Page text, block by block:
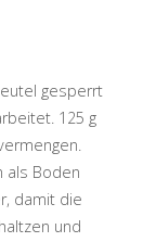
gesperrt
125 g
als Boden
damit die
und